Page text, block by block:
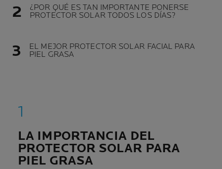
¿POR QUÉ ES TAN IMPORTANTE PONERSE
PROTECTOR SOLAR TODOS LOS DÍAS?
EL MEJOR PROTECTOR SOLAR FACIAL PARA
PIEL GRASA
LA IMPORTANCIA DEL
PROTECTOR SOLAR PARA
PIEL GRASA